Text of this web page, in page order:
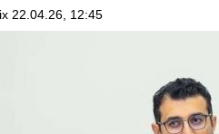
22.04.26, 12:45